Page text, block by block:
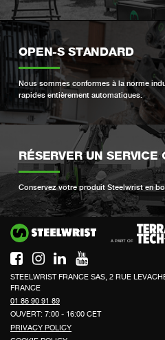
OPEN-S STANDARD
Nous sommes conformes à la norme
rapides entièrement automatiques.
RÉSERVER UN SERVICE
Conservez votre produit Steelwrist en
STEELWRIST FRANCE SAS, 2 RUE
FRANCE
01 86 90 91 89
OUVERT: 7:00 - 16:00 CET
PRIVACY POLICY